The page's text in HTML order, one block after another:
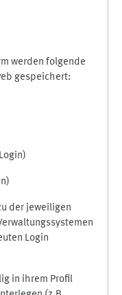
werden folgende
gespeichert:
der jeweiligen
Login
in ihrem Profil